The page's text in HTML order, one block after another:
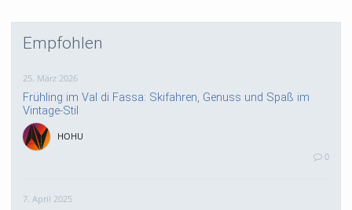
Empfohlen
25. März 2026
Frühling im Val di Fassa: Skifahren, Genuss und Spaß im
Vintage-Stil
HOHU
0
7. April 2025